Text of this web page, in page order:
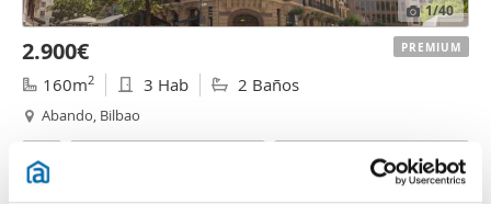
1/40
2.900€
160m2 3 Hab 2 Baños
Abando, Bilbao
Llamar
PREMIUM